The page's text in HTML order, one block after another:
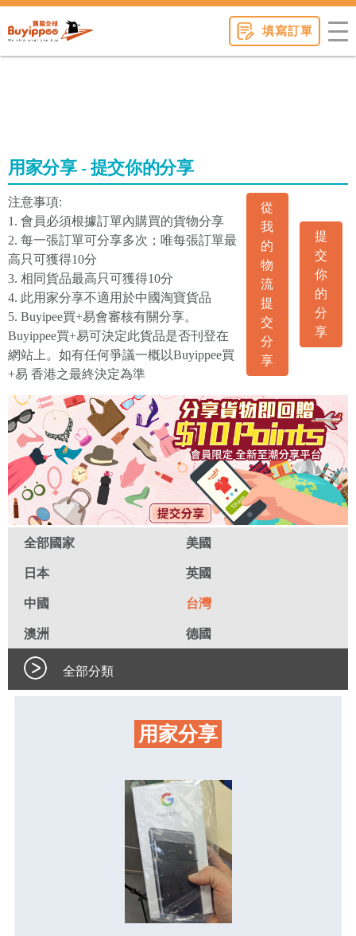
填寫訂單
用家分享 - 提交你的分享
注意事項:
1. 會員必須根據訂單內購買的貨物分享
2. 每一張訂單可分享多次；唯每張訂單最
高只可獲得10分
3. 相同貨品最高只可獲得10分
4. 此用家分享不適用於中國淘寶貨品
5. Buyipee買+易會審核有關分享。
Buyippee買+易可決定此貨品是否刊登在
網站上。如有任何爭議一概以Buyippee買
+易 香港之最終決定為準
從
我
的
物
流
提
交
分
享
提
交
你
的
分
享
全部國家 美國
日本 英國
中國 台灣
澳洲 德國
全部分類
用家分享